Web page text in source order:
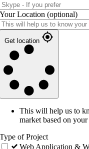
Your Location (optional)
Get location
This will help us to
market based on
Type of Project
Web Application &